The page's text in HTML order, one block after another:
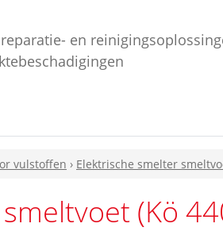
en
vulstoffen › Elektrische smelter
(Kö